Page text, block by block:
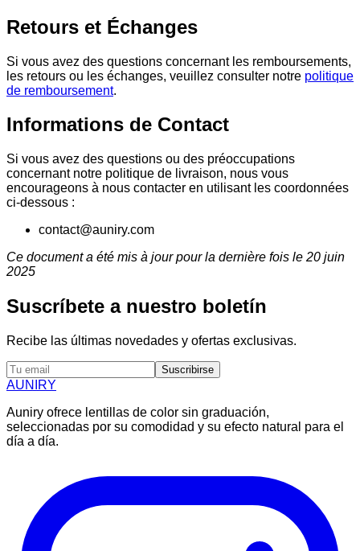
Retours et Échanges
Si vous avez des questions concernant les remboursements,
les retours ou les échanges, veuillez consulter notre politique
de remboursement.
Informations de Contact
Si vous avez des questions ou des préoccupations
concernant notre politique de livraison, nous vous
encourageons à nous contacter en utilisant les coordonnées
ci-dessous :
contact@auniry.com
Ce document a été mis à jour pour la dernière fois le 20 juin
2025
Suscríbete a nuestro boletín
Recibe las últimas novedades y ofertas exclusivas.
Suscribirse
AUNIRY
Auniry ofrece lentillas de color sin graduación,
seleccionadas por su comodidad y su efecto natural para el
día a día.